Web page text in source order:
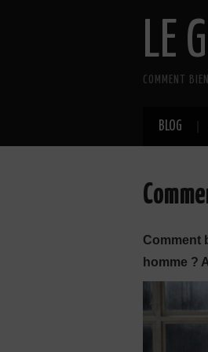
LE
COMMENT
BLOG
Comment
homme ?